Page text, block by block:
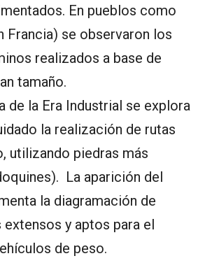
En pueblos como
Francia) se observaron los
realizados a base de
tamaño.
de la Era Industrial se explora
la realización de rutas
utilizando piedras más
La aparición del
la diagramación de
extensos y aptos para el
de peso.